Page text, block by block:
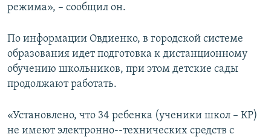
режима», – сообщил он.
По информации Овдиенко, в городской системе
образования идет подготовка к дистанционному
обучению школьников, при этом детские сады
продолжают работать.
«Установлено, что 34 ребенка (ученики школ – КР)
не имеют электронно--технических средств с